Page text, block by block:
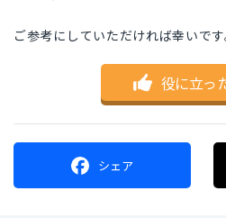
ご参考にしていただければ幸いです
役に立っ
シェア